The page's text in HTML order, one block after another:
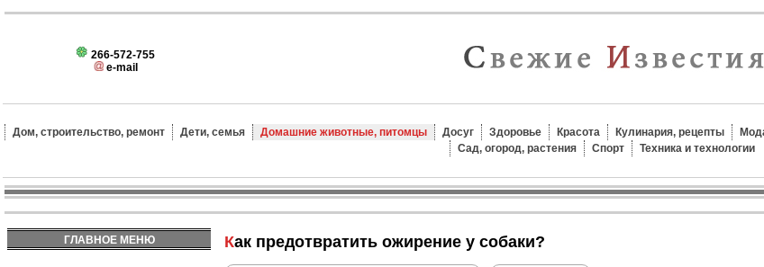
266-572-755
e-mail
Дом, строительство, ремонт Дети, семья Домашние животные, питомцы Досуг Здоровье Красота Кулинария, рецепты
Сад, огород, растения
Спорт Техника и технологии
ГЛАВНОЕ МЕНЮ Как предотвратить ожирение у собаки?